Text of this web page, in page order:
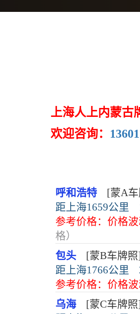
上海人上内蒙古
欢迎咨询：
呼和浩特
[蒙A
距上海1659公里
参考价格：价格
格）
包头
[蒙B车牌
距上海1766公里
参考价格：价格
乌海
[蒙C车牌